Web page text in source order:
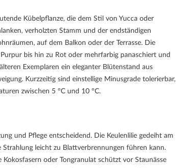
Kübelpflanze, die dem Stil von Yucca oder
verholzten Stamm und der endständigen
auf dem Balkon oder der Terrasse. Die
bis hin zu Rot oder mehrfarbig panaschiert und
Exemplaren ein eleganter Blütenstand aus
Kurzzeitig sind einstellige Minusgrade tolerierbar,
zwischen 5 °C und 10 °C.
und Pflege entscheidend. Die Keulenlilie gedeiht am
leicht zu Blattverbrennungen führen kann.
oder Tongranulat schützt vor Staunässe